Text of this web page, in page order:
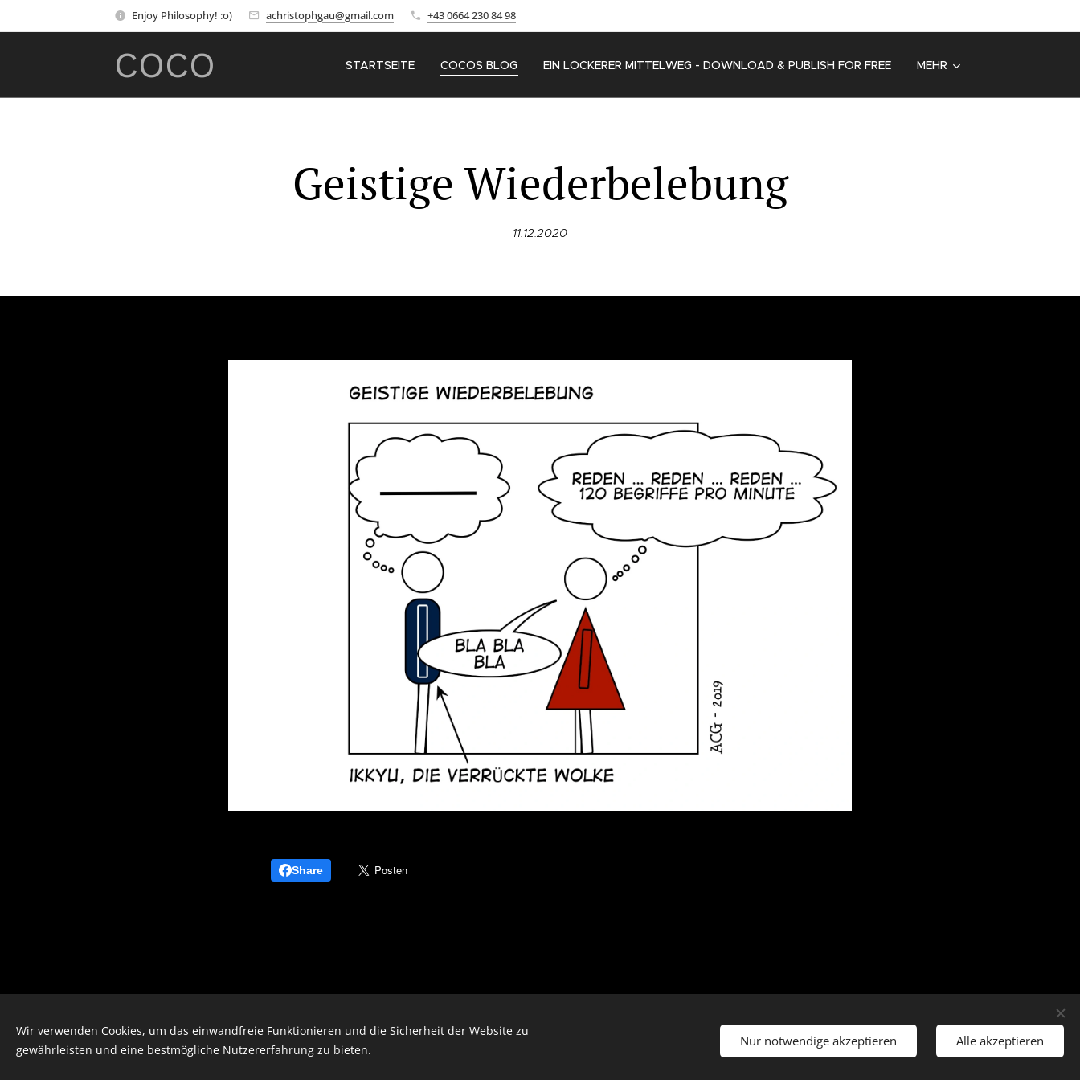
Enjoy Philosophy! :o) achristophgau@gmail.com +43 0664 230 84 98
COCO STARTSEITE COCOS BLOG EIN LOCKERER MITTELWEG - DOWNLOAD & PUBLISH FOR FREE MEHR
Geistige Wiederbelebung
11.12.2020
Share
© 2026 by Dr. Andrea Christoph-Gaugusch
Wir verwenden Cookies, um das einwandfreie Funktionieren und die Sicherheit der Website zu
gewährleisten und eine bestmögliche Nutzererfahrung zu bieten.
Nur notwendige akzeptieren Alle akzeptieren